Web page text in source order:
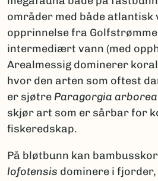
områder med både atlantisk
opprinnelse fra
intermediært vann (med
Arealmessig dominerer
hvor den arten som oftest
er sjøtre Paragorgia arborea
skjør art som er sårbar for
fiskered­skap.
På bløtbunn kan
lofotensis dominere i fjorder,